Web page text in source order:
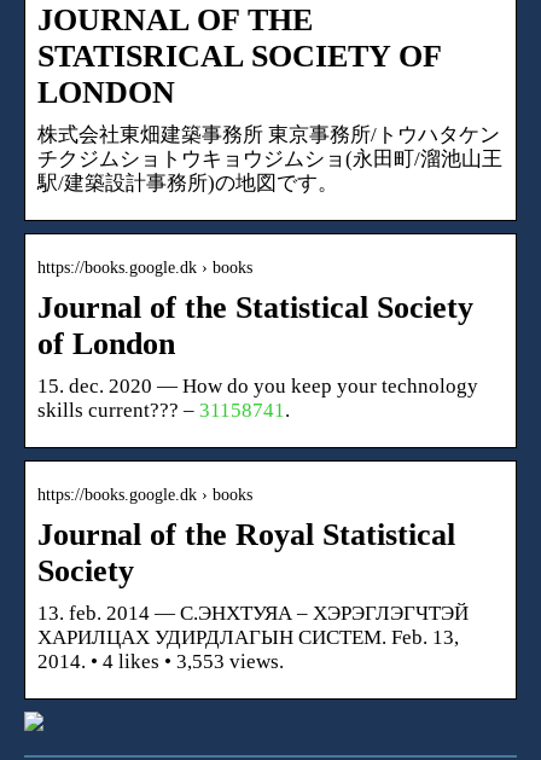
JOURNAL OF THE
STATISRICAL SOCIETY OF
LONDON
株式会社東畑建築事務所 東京事務所/トウハタケン
チクジムショトウキョウジムショ(永田町/溜池山王
駅/建築設計事務所)の地図です。
https://books.google.dk › books
Journal of the Statistical Society
of London
15. dec. 2020 — How do you keep your technology
skills current???​ – 31158741 .
https://books.google.dk › books
Journal of the Royal Statistical
Society
13. feb. 2014 — С.ЭНХТУЯА – ХЭРЭГЛЭГЧТЭЙ
ХАРИЛЦАХ УДИРДЛАГЫН СИСТЕМ. Feb. 13,
2014. • 4 likes • 3,553 views.